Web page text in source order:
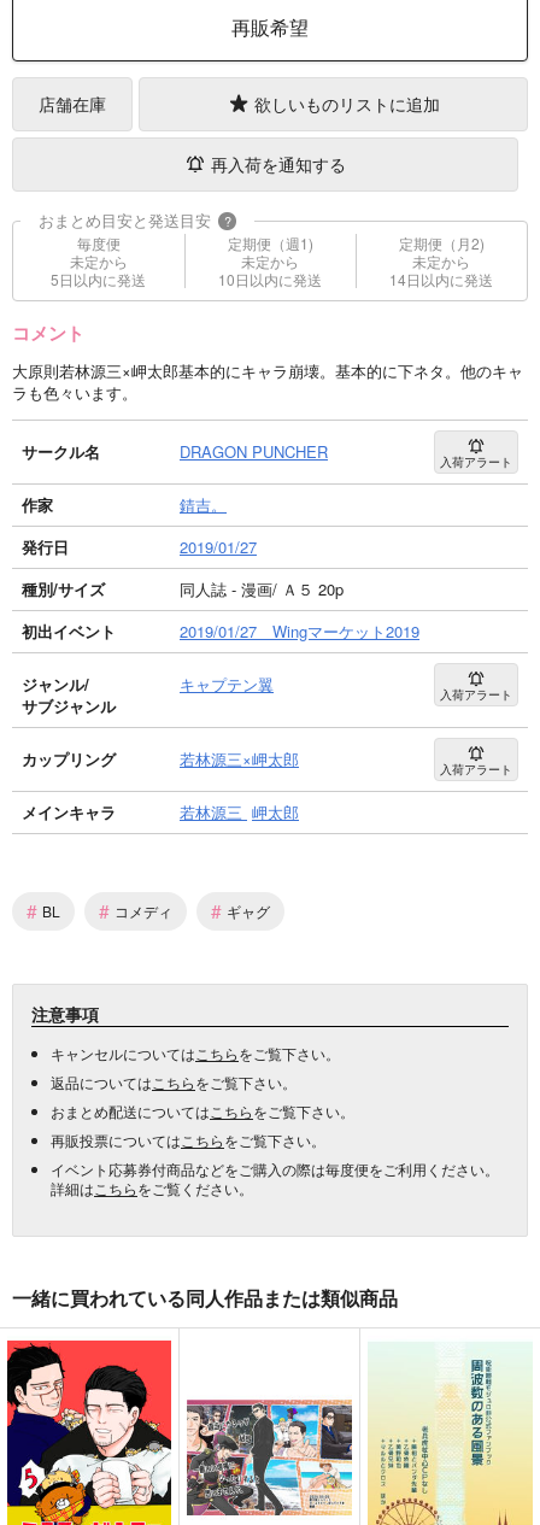
再販希望
店舗在庫 欲しいものリストに追加
再入荷を通知する
おまとめ目安と発送目安 ?
毎度便
未定から
5日以内に発送
定期便（週1)
未定から
10日以内に発送
定期便（月2)
未定から
14日以内に発送
コメント
大原則若林源三×岬太郎基本的にキャラ崩壊。基本的に下ネタ。他のキャ
ラも色々います。
サークル名 DRAGON PUNCHER 入荷アラート
作家
錆吉。
発行日
2019/01/27
種別/サイズ
同人誌 - 漫画/ Ａ５ 20p
初出イベント
2019/01/27 Wingマーケット2019
ジャンル/
サブジャンル
キャプテン翼 入荷アラート
カップリング 若林源三×岬太郎 入荷アラート
メインキャラ 若林源三 岬太郎
# BL # コメディ # ギャグ
注意事項
キャンセルについては こちらをご覧下さい。
返品については こちらをご覧下さい。
おまとめ配送については こちらをご覧下さい。
再販投票については こちらをご覧下さい。
イベント応募券付商品などをご購入の際は毎度便をご利用ください。
詳細は こちらをご覧ください。
一緒に買われている同人作品または類似商品